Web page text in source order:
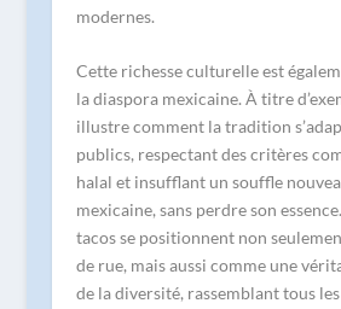
modernes.
Cette richesse culturelle est
la diaspora mexicaine. À titre
illustre comment la tradition
publics, respectant des critères
halal et insufflant un souffle
mexicaine, sans perdre son
tacos se positionnent non
de rue, mais aussi comme une
de la diversité, rassemblant tous